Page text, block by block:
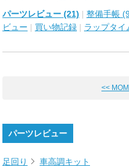
パーツレビュー (21) | 整備手帳
ビュー | 買い物記録 | ラップタイ
<<
パーツレビュー
足回り 車高調キット